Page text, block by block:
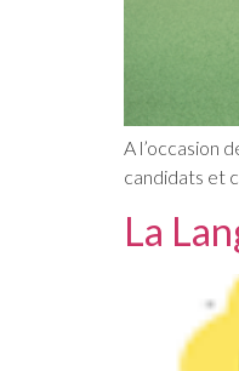
A l’occasion
candidats et
La